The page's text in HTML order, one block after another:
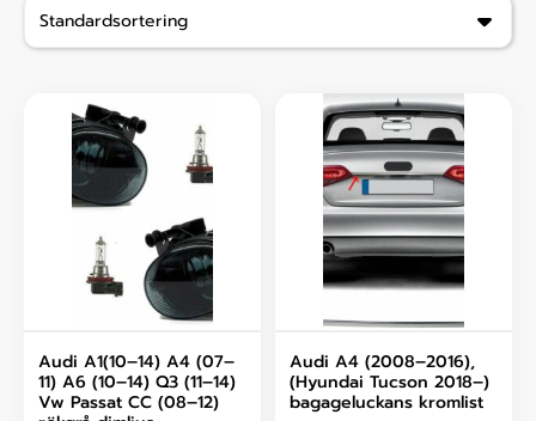
Audi A1(10–14) A4 (07–
11) A6 (10–14) Q3 (11–14)
Vw Passat CC (08–12)
Audi A4 (2008–2016),
(Hyundai Tucson 2018–)
bagageluckans kromlist